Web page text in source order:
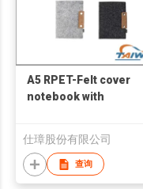
A5 RPET-Felt cover
notebook with
仕璋股份有限公司
查询